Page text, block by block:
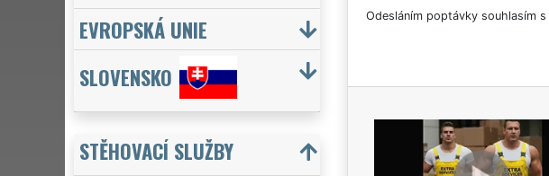
Odesláním poptávky souhlasím s
EVROPSKÁ UNIE
SLOVENSKO
STĚHOVACÍ SLUŽBY